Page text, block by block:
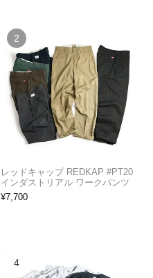
レッドキャップ REDKAP #PT20
インダストリアル ワークパンツ
¥7,700